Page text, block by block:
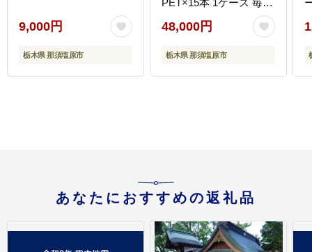
9,000円
栃木県 那須塩原市
PET×15本 1ケース 毎月
届く 3ヵ月 3回コース
ns001-005
48,000円
栃木県 那須塩原市
あなたにおすすめの返礼品